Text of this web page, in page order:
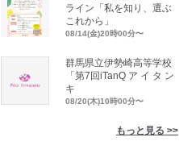
ライン「私を知り、選ぶ
これから」
08/14(金)20時00分〜
群馬県立伊勢崎高等学校
「第7回iTanQ ア イ タ ン
キ
08/20(木)10時00分〜
もっと見る >>